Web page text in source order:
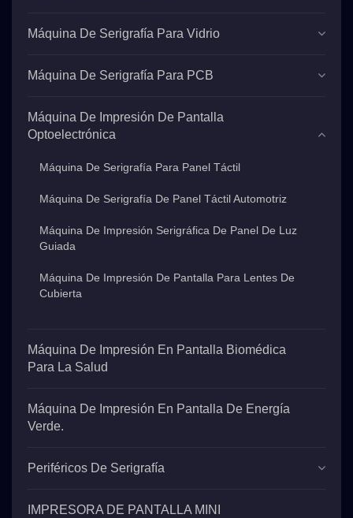
Máquina De Serigrafía Para Vidrio
Máquina De Serigrafía Para PCB
Máquina De Impresión De Pantalla
Optoelectrónica
Máquina De Serigrafía Para Panel Táctil
Máquina De Serigrafía De Panel Táctil Automotriz
Máquina De Impresión Serigráfica De Panel De Luz
Guiada
Máquina De Impresión De Pantalla Para Lentes De
Cubierta
Máquina De Impresión En Pantalla Biomédica
Para La Salud
Máquina De Impresión En Pantalla De Energía
Verde.
Periféricos De Serigrafía
IMPRESORA DE PANTALLA MINI